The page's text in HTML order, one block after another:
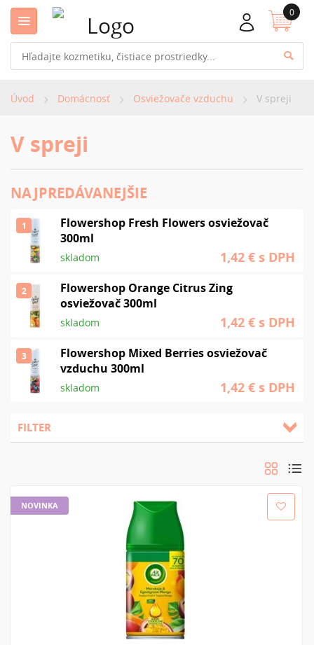
0
Úvod Domácnosť Osviežovače vzduchu V spreji
V spreji
NAJPREDÁVANEJŠIE
1
Flowershop Fresh Flowers osviežovač
300ml
skladom 1,42 € s DPH
2
Flowershop Orange Citrus Zing
osviežovač 300ml
skladom 1,42 € s DPH
3
Flowershop Mixed Berries osviežovač
vzduchu 300ml
skladom 1,42 € s DPH
FILTER
Od najlacnejšieho
Od najdrahšieho
Od A-Z Od Z-A
NOVINKA